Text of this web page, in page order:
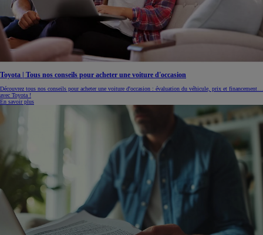
Toyota | Tous nos conseils pour acheter une voiture d'occasion
Découvrez tous nos conseils pour acheter une voiture d'occasion : évaluation du véhicule, prix et financement…
avec Toyota !
En savoir plus